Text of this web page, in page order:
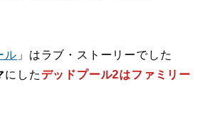
ル 」はラブ・ストーリーでした
にした デッドプール2はファミリー